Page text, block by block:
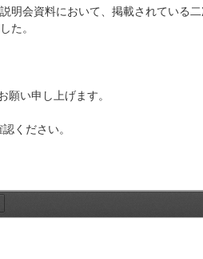
明会資料において、掲載されている
た。
い申し上げます。
ください。